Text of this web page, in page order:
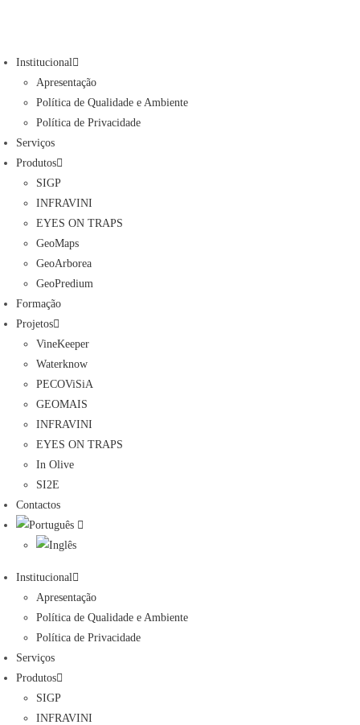
Institucional
Apresentação
Política de Qualidade e Ambiente
Política de Privacidade
Serviços
Produtos
SIGP
INFRAVINI
EYES ON TRAPS
GeoMaps
GeoArborea
GeoPredium
Formação
Projetos
VineKeeper
Waterknow
PECOViSiA
GEOMAIS
INFRAVINI
EYES ON TRAPS
In Olive
SI2E
Contactos
Institucional
Apresentação
Política de Qualidade e Ambiente
Política de Privacidade
Serviços
Produtos
SIGP
INFRAVINI